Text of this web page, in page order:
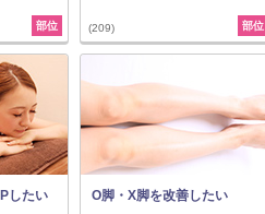
部位 (209) 部位
したい O脚・X脚を改善したい